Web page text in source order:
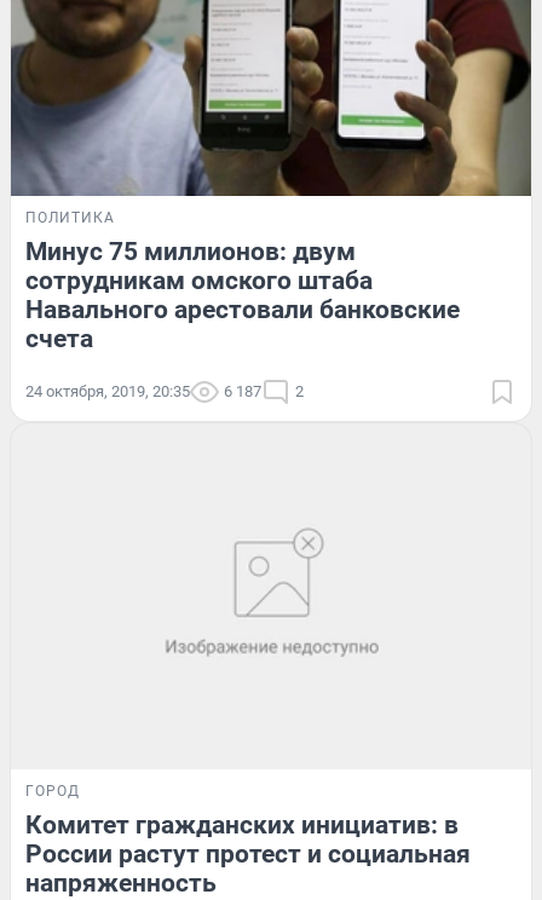
ПОЛИТИКА
Минус 75 миллионов: двум
сотрудникам омского штаба
Навального арестовали банковские
счета
24 октября, 2019, 20:35 6 187 2
ГОРОД
Комитет гражданских инициатив: в
России растут протест и социальная
напряженность